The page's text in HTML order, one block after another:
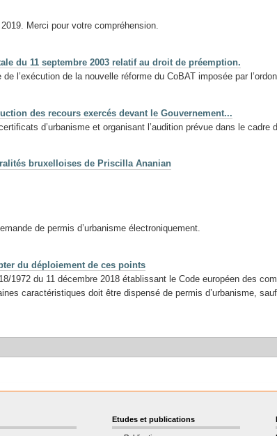
Merci pour votre compréhension.
du 11 septembre 2003 relatif au droit de préemption.
l’exécution de la nouvelle réforme du CoBAT imposée par
des recours exercés devant le Gouvernement...
d’urbanisme et organisant l’audition prévue dans le cadre
bruxelloises de Priscilla Ananian
de permis d’urbanisme électroniquement.
du déploiement de ces points
du 11 décembre 2018 établissant le Code européen des
caractéristiques doit être dispensé de permis d’urbanisme,
Etudes et publications